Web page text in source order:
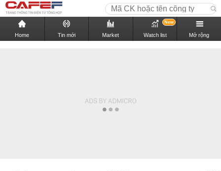
Home Tin mới Market Watch list
New
Mở rộng